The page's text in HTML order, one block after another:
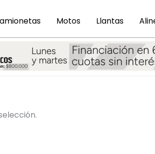
Motos Llantas